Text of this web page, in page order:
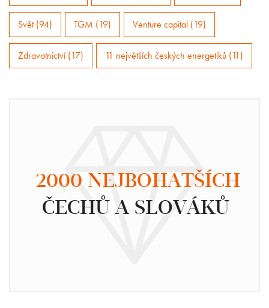
Svět (94) TGM (19) Venture capital (19)
Zdravotnictví (17) 11 největších českých energetiků (11)
2000 NEJBOHATŠÍCH
ČECHŮ A SLOVÁKŮ